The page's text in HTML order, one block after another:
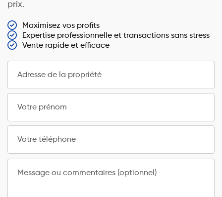
prix.
Maximisez vos profits
Expertise professionnelle et transactions sans stress
Vente rapide et efficace
Adresse de la propriété
Votre prénom
Votre téléphone
Message ou commentaires (optionnel)